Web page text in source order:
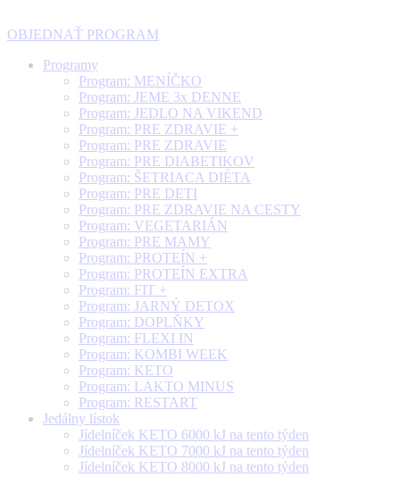
OBJEDNAŤ PROGRAM
Programy
Program: MENÍČKO
Program: JEME 3x DENNE
Program: JEDLO NA VIKEND
Program: PRE ZDRAVIE +
Program: PRE ZDRAVIE
Program: PRE DIABETIKOV
Program: ŠETRIACA DIÉTA
Program: PRE DETI
Program: PRE ZDRAVIE NA CESTY
Program: VEGETARIÁN
Program: PRE MAMY
Program: PROTEÍN +
Program: PROTEÍN EXTRA
Program: FIT +
Program: JARNÝ DETOX
Program: DOPLŇKY
Program: FLEXI IN
Program: KOMBI WEEK
Program: KETO
Program: LAKTO MINUS
Program: RESTART
Jedálny lístok
Jídelníček KETO 6000 kJ na tento týden
Jídelníček KETO 7000 kJ na tento týden
Jídelníček KETO 8000 kJ na tento týden